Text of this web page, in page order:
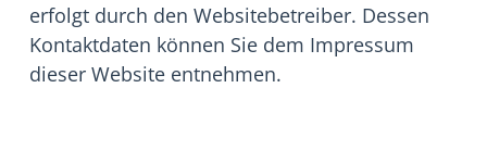
erfolgt durch den Websitebetreiber. Dessen
Kontaktdaten können Sie dem Impressum
dieser Website entnehmen.